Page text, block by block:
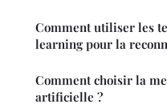
Comment utiliser les
learning pour la
Comment choisir la
artificielle ?